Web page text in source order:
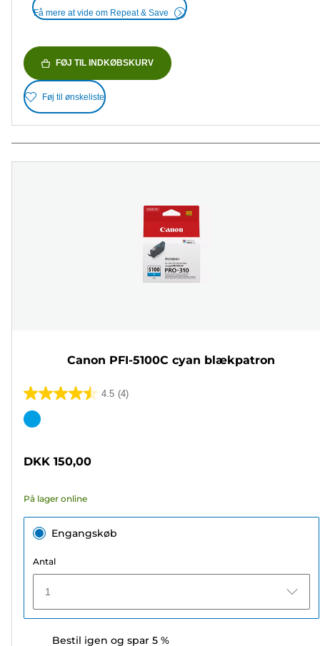
Få mere at vide om Repeat & Save
FØJ TIL INDKØBSKURV
Føj til ønskeliste
Canon PFI-5100C cyan blækpatron
4.5 (4)
4.5
ud
stjerner.
anmeldelser
Farvepatron
DKK 150,00
På lager online
Engangskøb
Antal
1
Bestil igen og spar 5 %